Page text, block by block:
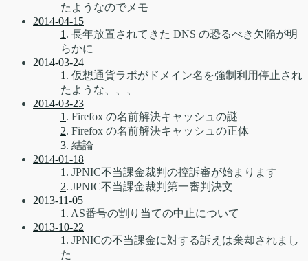
たようなのでメモ
2014-04-15
1 . 長年放置されてきた DNS の恐るべき欠陥が明
らかに
2014-03-24
1 . 仮想通貨ラボがドメイン名を強制利用停止され
たような、、、
2014-03-23
1 . Firefox の名前解決キャッシュの謎
2. Firefox の名前解決キャッシュの正体
3. 結論
2014-01-18
1 . JPNIC不当課金裁判の控訴審が始まります
2. JPNIC不当課金裁判第一審判決文
2013-11-05
1 . AS番号の割り当ての中止について
2013-10-22
1 . JPNICの不当課金に対する訴えは棄却されまし
た